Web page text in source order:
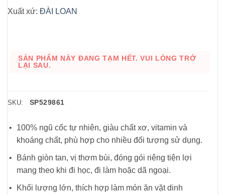
Xuất xứ: ĐÀI LOAN
SẢN PHẨM NÀY ĐANG TẠM HẾT. VUI LÒNG TRỞ
LẠI SAU.
SKU: SP529861
100% ngũ cốc tự nhiên, giàu chất xơ, vitamin và
khoáng chất, phù hợp cho nhiều đối tượng sử dụng.
Bánh giòn tan, vị thơm bùi, đóng gói riêng tiện lợi
mang theo khi đi học, đi làm hoặc dã ngoại.
Khối lượng lớn, thích hợp làm món ăn vặt dinh